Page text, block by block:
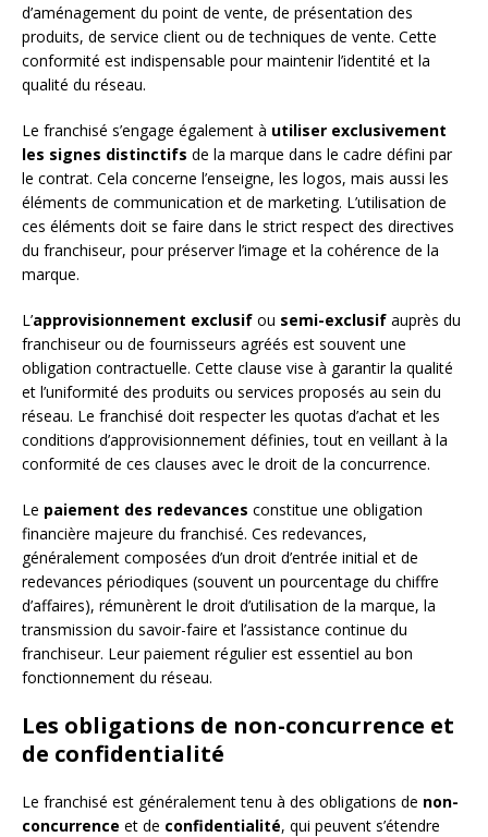
d’aménagement du point de vente, de présentation des
produits, de service client ou de techniques de vente. Cette
conformité est indispensable pour maintenir l’identité et la
qualité du réseau.
Le franchisé s’engage également à utiliser exclusivement
les signes distinctifs de la marque dans le cadre défini par
le contrat. Cela concerne l’enseigne, les logos, mais aussi les
éléments de communication et de marketing. L’utilisation de
ces éléments doit se faire dans le strict respect des directives
du franchiseur, pour préserver l’image et la cohérence de la
marque.
L’approvisionnement exclusif ou semi-exclusif auprès du
franchiseur ou de fournisseurs agréés est souvent une
obligation contractuelle. Cette clause vise à garantir la qualité
et l’uniformité des produits ou services proposés au sein du
réseau. Le franchisé doit respecter les quotas d’achat et les
conditions d’approvisionnement définies, tout en veillant à la
conformité de ces clauses avec le droit de la concurrence.
Le paiement des redevances constitue une obligation
financière majeure du franchisé. Ces redevances,
généralement composées d’un droit d’entrée initial et de
redevances périodiques (souvent un pourcentage du chiffre
d’affaires), rémunèrent le droit d’utilisation de la marque, la
transmission du savoir-faire et l’assistance continue du
franchiseur. Leur paiement régulier est essentiel au bon
fonctionnement du réseau.
Les obligations de non-concurrence et
de confidentialité
Le franchisé est généralement tenu à des obligations de non-
concurrence et de confidentialité, qui peuvent s’étendre